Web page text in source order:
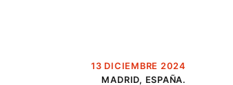
13 DICIEMBRE 2024
MADRID, ESPAÑA.